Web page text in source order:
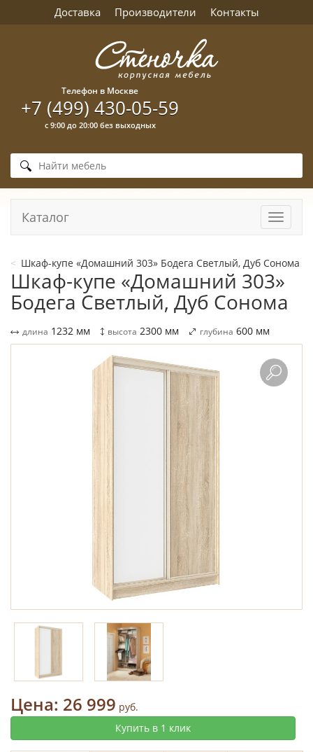
Доставка Производители Контакты
Телефон в Москве
+7 (499) 430-05-59
с 9:00 до 20:00 без выходных
Каталог
Шкаф-купе «Домашний 303» Бодега Светлый, Дуб Сонома
Шкаф-купе «Домашний 303»
Бодега Светлый, Дуб Сонома
длина 1232 мм высота 2300 мм глубина 600 мм
Цена: 26 999 руб.
Купить в 1 клик